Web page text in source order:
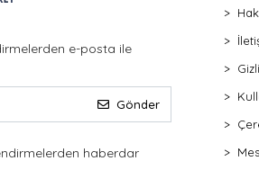
e-posta ile
Gönder
haberdar